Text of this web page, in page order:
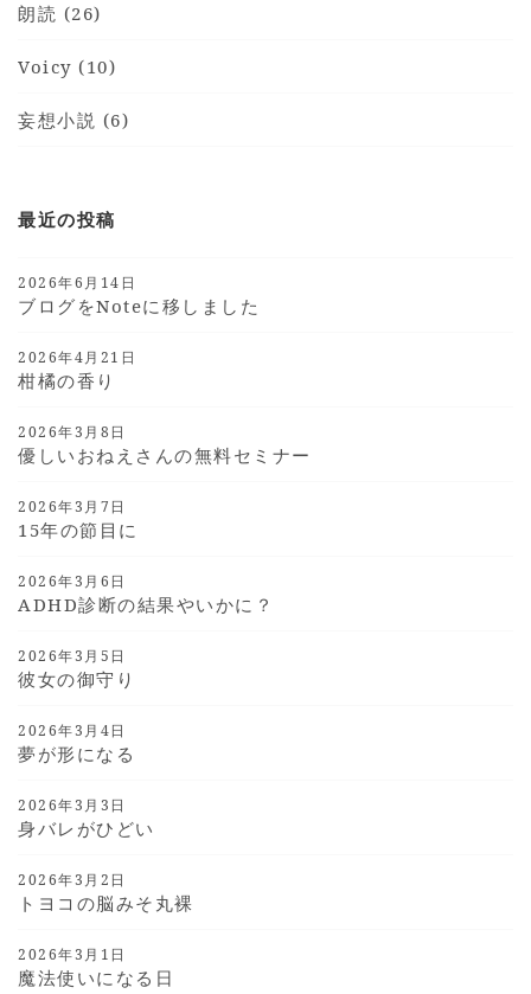
朗読 (26)
Voicy (10)
妄想小説 (6)
最近の投稿
2026年6月14日
ブログをnoteに移しました
2026年4月21日
柑橘の香り
2026年3月8日
優しいおねえさんの無料セミナー
2026年3月7日
15年の節目に
2026年3月6日
ADHD診断の結果やいかに？
2026年3月5日
彼女の御守り
2026年3月4日
夢が形になる
2026年3月3日
身バレがひどい
2026年3月2日
トヨコの脳みそ丸裸
2026年3月1日
魔法使いになる日